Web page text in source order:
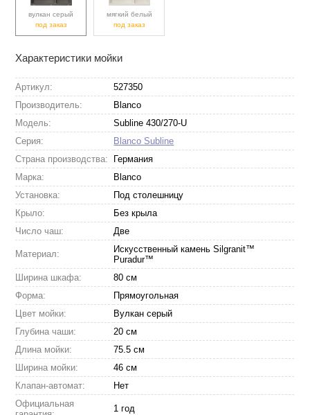
вулкан серый
под заказ
мягкий белый
под заказ
Характеристики мойки
Артикул:
527350
Производитель:
Blanco
Модель:
Subline 430/270-U
Серия:
Blanco Subline
Страна производства:
Германия
Марка:
Blanco
Установка:
Под столешницу
Крыло:
Без крыла
Число чаш:
Две
Материал:
Искусственный камень Silgranit™
Puradur™
Ширина шкафа:
80 см
Форма:
Прямоугольная
Цвет мойки:
Вулкан серый
Глубина чаши:
20 см
Длина мойки:
75.5 см
Ширина мойки:
46 см
Клапан-автомат:
Нет
Официальная
1 год